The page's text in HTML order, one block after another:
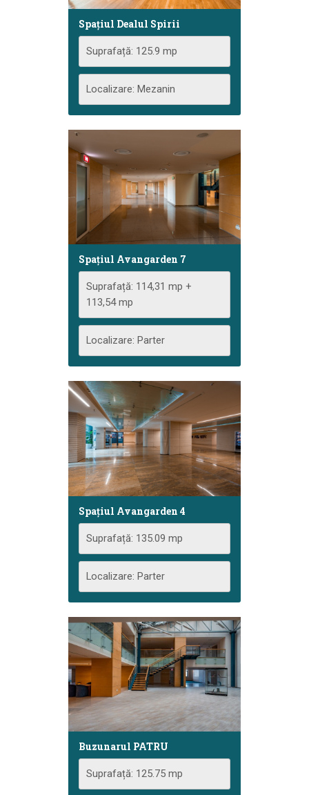
Spațiul Dealul Spirii
Suprafață: 125.9 mp
Localizare: Mezanin
Spațiul Avangarden 7
Suprafață: 114,31 mp +
113,54 mp
Localizare: Parter
Spațiul Avangarden 4
Suprafață: 135.09 mp
Localizare: Parter
Buzunarul PATRU
Suprafață: 125.75 mp